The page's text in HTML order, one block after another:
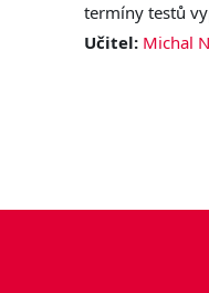
termíny testů
Učitel: Michal